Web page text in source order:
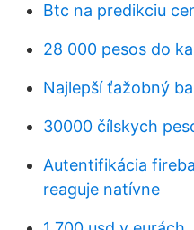
Btc na predikciu
28 000 pesos do
Najlepší ťažobný
30000 čílskych
Autentifikácia
reaguje natívne